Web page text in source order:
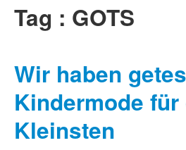
Tag : GOTS
Wir haben
Kindermode für
Kleinsten